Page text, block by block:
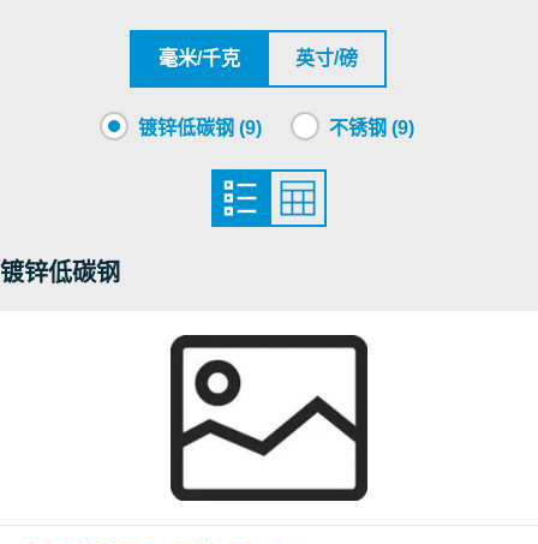
毫米/千克 英寸/磅
镀锌低碳钢 (9) 不锈钢 (9)
镀锌低碳钢